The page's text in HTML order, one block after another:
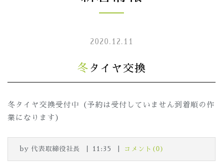
2020.12.11
冬タイヤ交換
冬タイヤ交換受付中（予約は受付していません到着順の作
業になります）
by 代表取締役社長 11:35 コメント(0)